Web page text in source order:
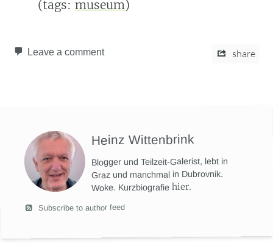
(tags:museum)
Leave a comment share
Heinz Wittenbrink
Blogger und Teilzeit-Galerist, lebt in
Graz und manchmal in Dubrovnik.
Woke. Kurzbiografiehier.
Subscribe to author feed